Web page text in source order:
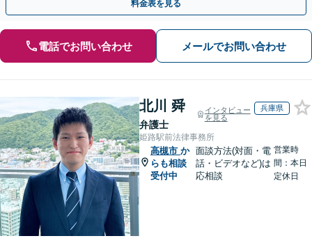
料金表を見る
電話でお問い合わせ メールでお問い合わせ
北川 舜
弁護士
インタビュー
を見る
兵庫県
姫路駅前法律事務所
高槻市 か
らも相談
受付中
面談方法(対面・電
話・ビデオなど)は
応相談
営業時
間：本日
定休日